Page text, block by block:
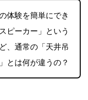
体験を簡単にでき
ピーカー」という
、通常の「天井吊
とは何が違うの？